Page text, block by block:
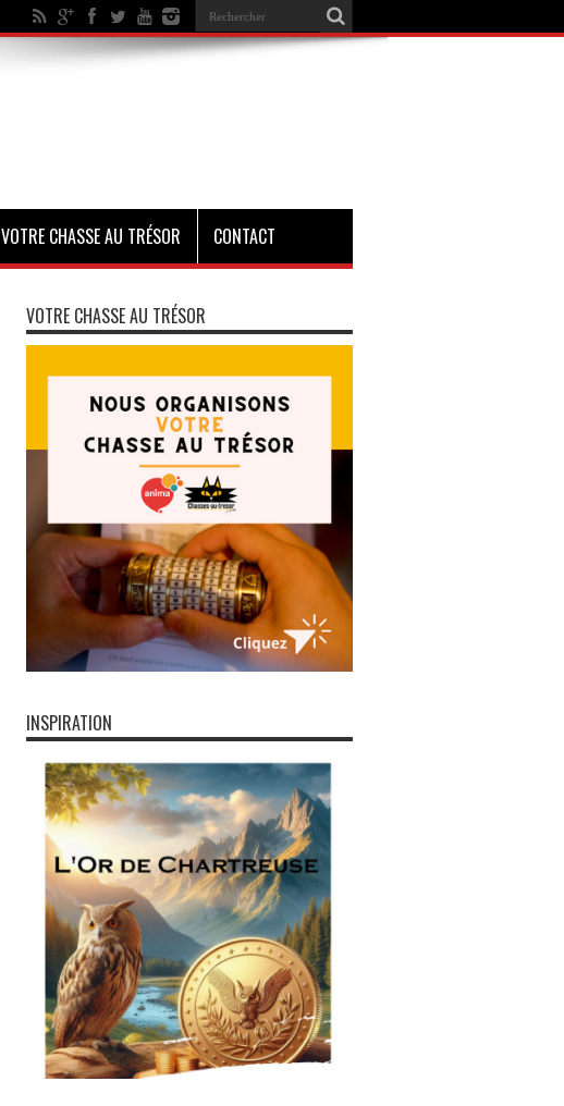
VOTRE CHASSE AU TRÉSOR CONTACT
VOTRE CHASSE AU TRÉSOR
INSPIRATION